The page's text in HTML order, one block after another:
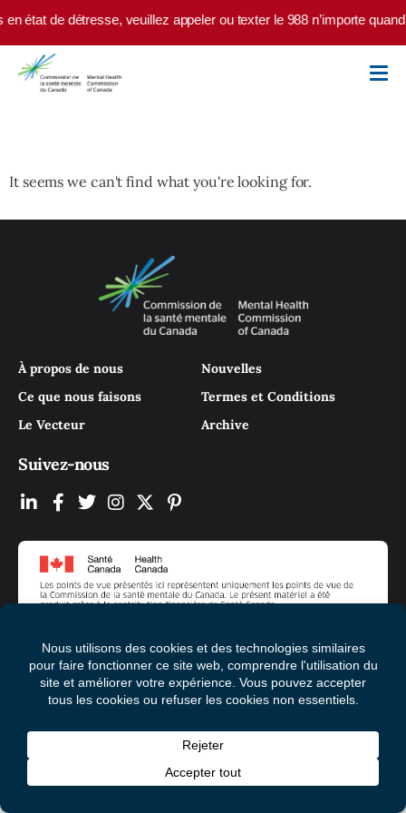
Skip to main content
état de détresse, veuillez appeler ou texter le 988 n’importe
It seems we can't find what you're looking for.
À propos de nous
Ce que nous faisons
Le Vecteur
Nouvelles
Termes et Conditions
Archive
Suivez-nous
© 2026 Mental Health Commission of Canada